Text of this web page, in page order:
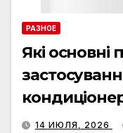
РАЗНОЕ
Які основні
14 ИЮЛЯ, 2026